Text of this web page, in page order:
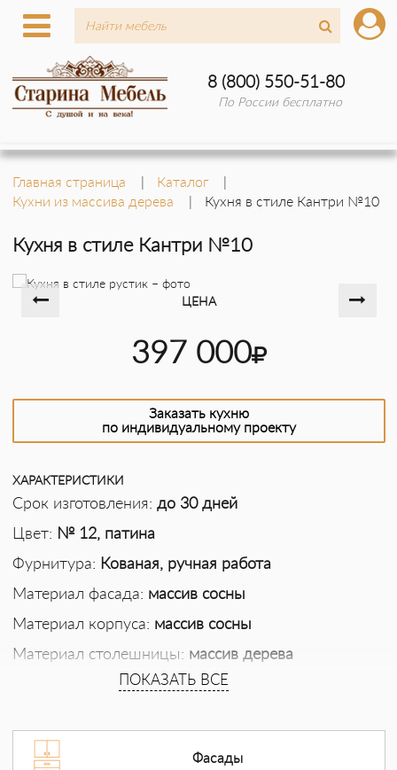
8 (800) 550-51-80
По России бесплатно
Главная страница
Каталог
Кухни из массива дерева
Кухня в стиле Кантри №10
Кухня в стиле Кантри №10
ЦЕНА
397 000
Заказать кухню
по индивидуальному проекту
ПОКАЗАТЬ ВСЕ
ХАРАКТЕРИСТИКИ
Срок изготовления: до 30 дней
Цвет: № 12, патина
Фурнитура: Кованая, ручная работа
Материал фасада: массив сосны
Материал корпуса: массив сосны
Материал столешницы: массив дерева
«Hettich (Хетих, Германия)», Sensys со
бесшумного закрывания
Стиль:Рустик Фасады